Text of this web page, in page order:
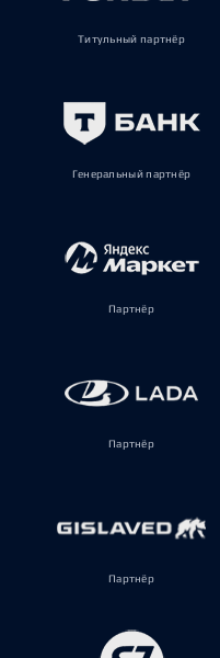
Титульный партнёр
Генеральный партнёр
Партнёр
Партнёр
Партнёр